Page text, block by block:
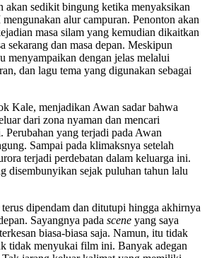
akan sedikit bingung ketika menyaksikan
alur campuran. Penonton akan
masa silam yang kemudian dikaitkan
sekarang dan masa depan. Meskipun
menyampaikan dengan jelas melalui
dan lagu tema yang digunakan sebagai
Kale, menjadikan Awan sadar bahwa
dari zona nyaman dan mencari
Perubahan yang terjadi pada Awan
Sampai pada klimaksnya setelah
terjadi perdebatan dalam keluarga ini.
disembunyikan sejak puluhan tahun lalu
dipendam dan ditutupi hingga akhirnya
Sayangnya pada scene yang saya
biasa-biasa saja. Namun, itu tidak
tidak menyukai film ini. Banyak adegan